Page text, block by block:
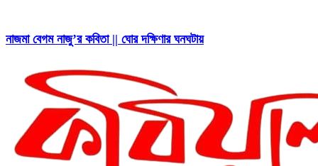
নাজমা বেগম নাজু’র কবিতা || ঘোর দক্ষিণার ঘনঘটায়